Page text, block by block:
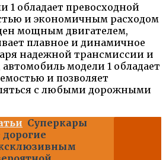
1 обладает превосходной
и экономичным расходом
мощным двигателем,
плавное и динамичное
надежной трансмиссии и
модели 1 обладает
и позволяет
с любыми дорожными
Суперкары